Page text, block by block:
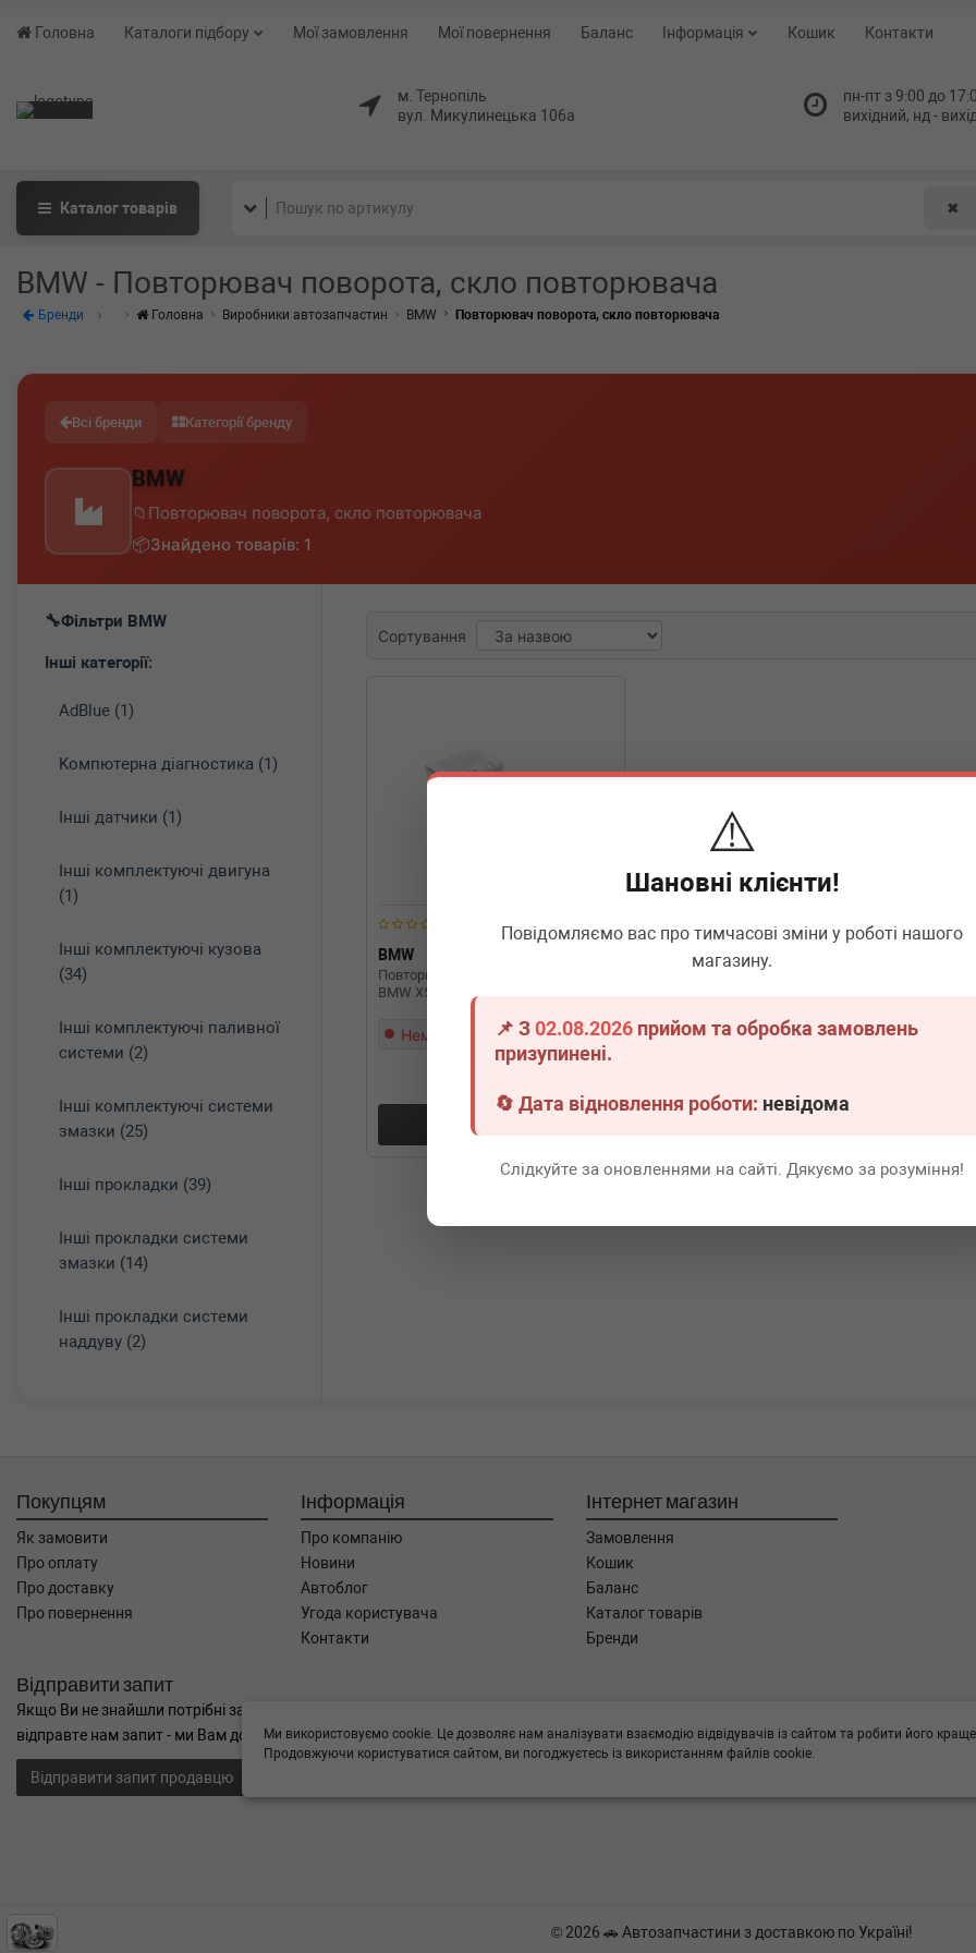
⚠️
Шановні клієнти!
Повідомляємо вас про тимчасові зміни у роботі нашого
магазину.
📌 З02.08.2026 прийом та обробка замовлень
призупинені.
🔄 Дата відновлення роботи: невідома
Слідкуйте за оновленнями на сайті. Дякуємо за розуміння!
Головна Каталоги підбору Мої замовлення Мої повернення Баланс Інформація Кошик Контакти
м. Тернопіль
вул. Микулинецька 106а
пн-пт з 9:00 до
вихідний, нд -
Каталогтоварів ✖
BMW - Повторювач поворота, скло повторювача
Бренди Головна Виробники автозапчастин BMW Повторювач поворота, скло повторювача
Всі бренди Категорії бренду
BMW
Повторювач поворота, скло повторювача
Знайдено товарів: 1
Фільтри BMW
Інші категорії:
AdBlue (1)
Koмпютepнa діaгнocтикa (1)
Інші датчики (1)
Інші комплектуючі двигуна
(1)
Інші комплектуючі кузова
(34)
Інші комплектуючі паливної
системи (2)
Інші комплектуючі системи
змазки (25)
Інші прокладки (39)
Інші прокладки системи
змазки (14)
Інші прокладки системи
наддуву (2)
Сортування
BMW
Повторювач повороту на крило
BMW X5 (E70) 06-13 (L)
Немає в наявності
Покупцям
Як замовити
Про оплату
Про доставку
Про повернення
Інформація
Про компанію
Новини
Автоблог
Угода користувача
Контакти
Інтернет магазин
Замовлення
Кошик
Баланс
Каталог товарів
Бренди
Відправити запит
Якщо Ви не знайшли потрібні запчастини, або Вам потрібна допомога в підборі,
відправте нам запит - ми Вам допоможемо
Відправити запит продавцю
© 2026 🚗 Автозапчастини з доставкою по Україні!
Ми використовуємо cookie. Це дозволяє нам аналізувати взаємодію відвідувачів із сайтом та робити його
Продовжуючи користуватися сайтом, ви погоджуєтесь із використанням файлів cookie.